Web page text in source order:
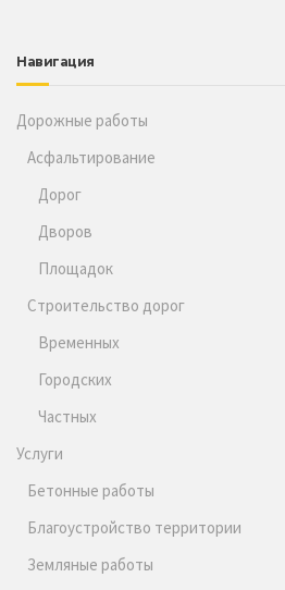
Навигация
Дорожные работы
Асфальтирование
Дорог
Дворов
Площадок
Строительство дорог
Временных
Городских
Частных
Услуги
Бетонные работы
Благоустройство территории
Земляные работы